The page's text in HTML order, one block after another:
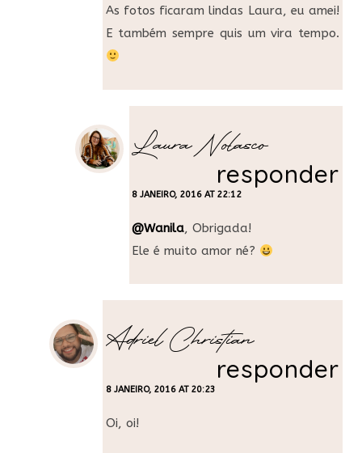
As fotos ficaram lindas Laura, eu amei!
E também sempre quis um vira tempo.
Laura Nolasco
8 JANEIRO, 2016 AT 22:12
responder
@Wanila, Obrigada!
Ele é muito amor né?
Adriel Christian
8 JANEIRO, 2016 AT 20:23
responder
Oi, oi!